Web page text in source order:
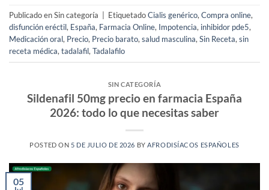
Publicado en Sin categoría EtiquetadoCialis genérico,Compra online,
disfunción eréctil, España, Farmacia Online, Impotencia, inhibidor pde5,
Medicación oral, Precio, Precio barato,salud masculina,Sin Receta,sin
receta médica,tadalafil,Tadalafilo
SIN CATEGORÍA
Sildenafil 50mg precio en farmacia España
2026: todo lo que necesitas saber
POSTED ON 5 DE JULIO DE 2026 BYAFRODISÍACOS ESPAÑOLES
05